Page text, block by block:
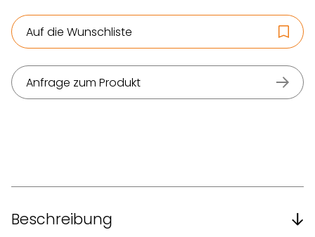
Auf die Wunschliste
Anfrage zum Produkt
Beschreibung